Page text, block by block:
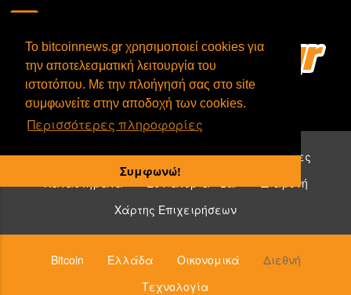
To bitcoinnews.gr χρησιμοποιεί cookies για
την αποτελεσματική λειτουργία του
ιστοτόπου. Με την πλοήγησή σας στο site
συμφωνείτε στην αποδοχή των cookies.
Περισσότερες πληροφορίες
Συμφωνώ!
Επιχειρήσεις που δέχονται bitcoin:
Υπηρεσίες
Καταστήματα
Εστιατόρια - Bar
Διαμονή
Χάρτης Επιχειρήσεων
Bitcoin Ελλάδα Οικονομικά
Διεθνή
Τεχνολογία